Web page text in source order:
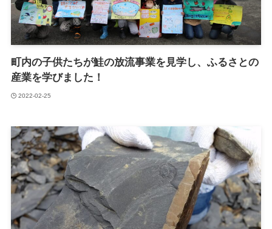
町内の子供たちが鮭の放流事業を見学し、ふるさとの
産業を学びました！
2022-02-25